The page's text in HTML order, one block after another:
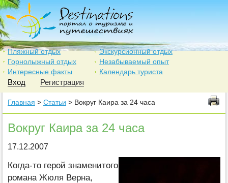
Пляжный отдых
Экскурсионный отдых
Горнолыжный отдых
Незабываемый опыт
Интересные факты
Календарь туриста
Вход Регистрация
Главная > Статьи > Вокруг Каира за 24 часа
Вокруг Каира за 24 часа
17.12.2007
Когда-то герой знаменитого
романа Жюля Верна,